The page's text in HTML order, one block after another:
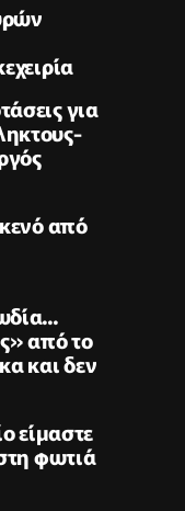
για
από
από το
και δεν
είμαστε
φωτιά